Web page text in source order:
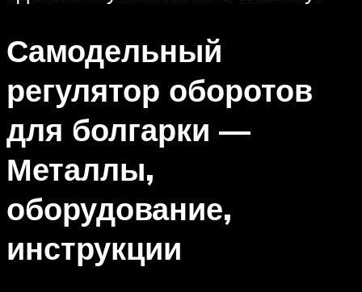
Самодельный
регулятор оборотов
для болгарки —
Металлы,
оборудование,
инструкции